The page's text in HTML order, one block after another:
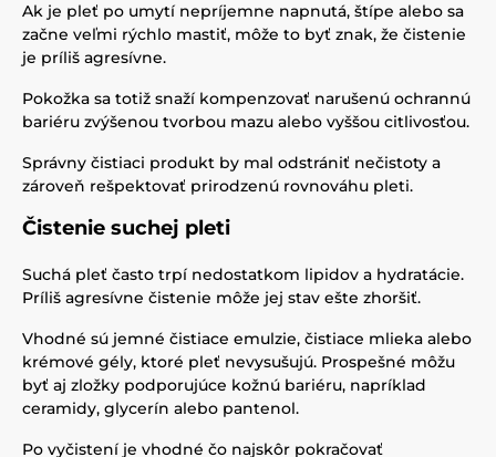
Ak je pleť po umytí nepríjemne napnutá, štípe alebo sa
začne veľmi rýchlo mastiť, môže to byť znak, že čistenie
je príliš agresívne.
Pokožka sa totiž snaží kompenzovať narušenú ochrannú
bariéru zvýšenou tvorbou mazu alebo vyššou citlivosťou.
Správny čistiaci produkt by mal odstrániť nečistoty a
zároveň rešpektovať prirodzenú rovnováhu pleti.
Čistenie suchej pleti
Suchá pleť často trpí nedostatkom lipidov a hydratácie.
Príliš agresívne čistenie môže jej stav ešte zhoršiť.
Vhodné sú jemné čistiace emulzie, čistiace mlieka alebo
krémové gély, ktoré pleť nevysušujú. Prospešné môžu
byť aj zložky podporujúce kožnú bariéru, napríklad
ceramidy, glycerín alebo pantenol.
Po vyčistení je vhodné čo najskôr pokračovať